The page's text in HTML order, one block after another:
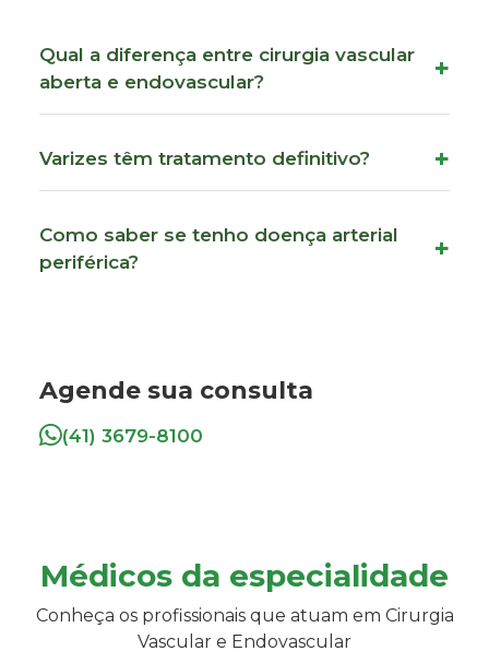
Qual a diferença entre cirurgia vascular
aberta e endovascular?
Varizes têm tratamento definitivo?
Como saber se tenho doença arterial
periférica?
Agende sua consulta
(41) 3679-8100
Médicos da especialidade
Conheça os profissionais que atuam em Cirurgia
Vascular e Endovascular